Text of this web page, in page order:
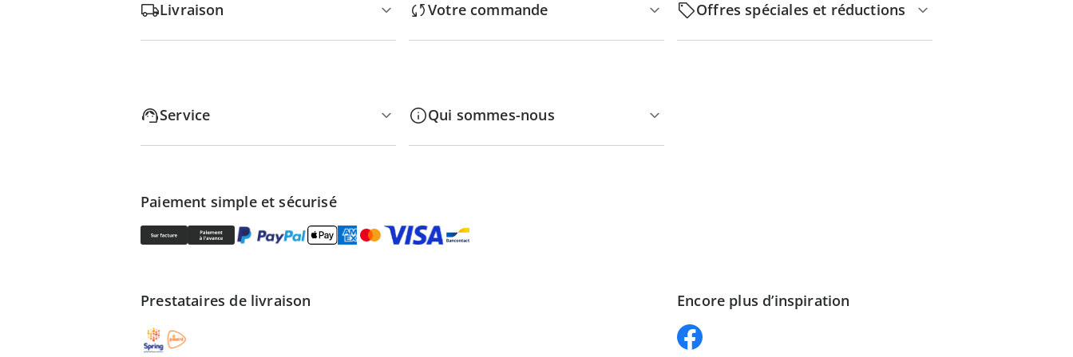
Livraison Votre commande Offres spéciales et réductions
Service Qui sommes-nous
Paiement simple et sécurisé
Prestataires de livraison Encore plus d’inspiration